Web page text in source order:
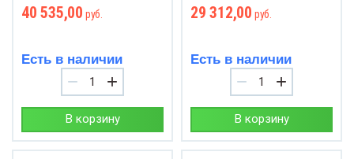
40 535,00 руб.
Есть в наличии
− +
В корзину
29 312,00 руб.
Есть в наличии
− +
В корзину